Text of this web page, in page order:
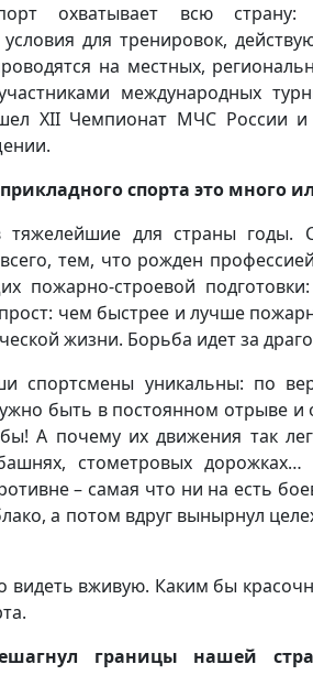
охватывает всю
для тренировок,
на местных,
международных
XII Чемпионат МЧС России
спорта это много
тяжелейшие для страны годы.
тем, что рожден
пожарно-строевой
чем быстрее и лучше
жизни. Борьба идет за
спортсмены уникальны: по
быть в постоянном отрыве
А почему их движения так
стометровых
– самая что ни на есть
а потом вдруг вынырнул
вживую. Каким бы
границы нашей